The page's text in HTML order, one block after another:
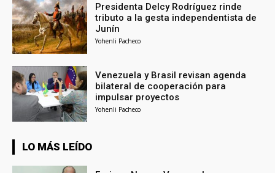
Presidenta Delcy Rodríguez rinde
tributo a la gesta independentista de
Junín
Yohenli Pacheco
Venezuela y Brasil revisan agenda
bilateral de cooperación para
impulsar proyectos
Yohenli Pacheco
LO MÁS LEÍDO